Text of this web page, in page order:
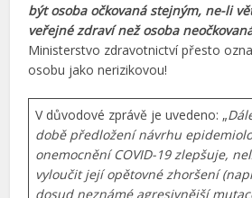
být osoba očkovaná stejným, ne-li
veřejné zdraví než osoba
Ministerstvo zdravotnictví přesto
osobu jako nerizikovou!
V důvodové zprávě je uvedeno: „
době předložení návrhu
onemocnění COVID-19 zlepšuje,
vyloučit její opětovné zhoršení
dosud neznámé agresivnější